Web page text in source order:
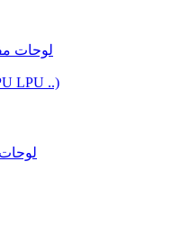
لوحات
LPU ..)